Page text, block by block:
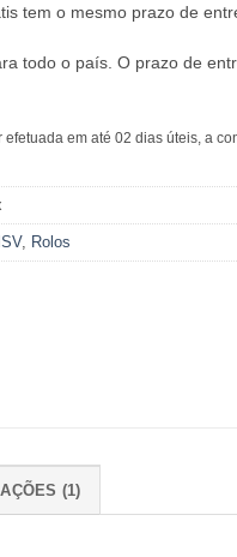
tem o mesmo prazo de
todo o país. O prazo de
em até 02 dias úteis, a
, Rolos
(1)